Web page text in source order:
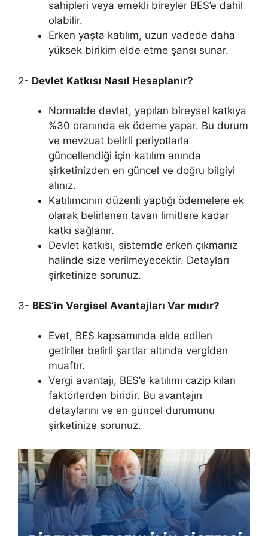
sahipleri veya emekli bireyler BES’e dahil
olabilir.
Erken yaşta katılım, uzun vadede daha
yüksek birikim elde etme şansı sunar.
2- Devlet Katkısı Nasıl Hesaplanır?
Normalde devlet, yapılan bireysel katkıya
%30 oranında ek ödeme yapar. Bu durum
ve mevzuat belirli periyotlarla
güncellendiği için katılım anında
şirketinizden en güncel ve doğru bilgiyi
alınız.
Katılımcının düzenli yaptığı ödemelere ek
olarak belirlenen tavan limitlere kadar
katkı sağlanır.
Devlet katkısı, sistemde erken çıkmanız
halinde size verilmeyecektir. Detayları
şirketinize sorunuz.
3- BES’in Vergisel Avantajları Var mıdır?
Evet, BES kapsamında elde edilen
getiriler belirli şartlar altında vergiden
muaftır.
Vergi avantajı, BES’e katılımı cazip kılan
faktörlerden biridir. Bu avantajın
detaylarını ve en güncel durumunu
şirketinize sorunuz.